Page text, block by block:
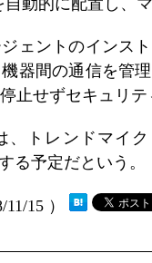
自動的に配置し、
ェントのインス
器間の通信を管
止せずセキュリテ
トレンドマイク
る予定だという。
11/15 ）